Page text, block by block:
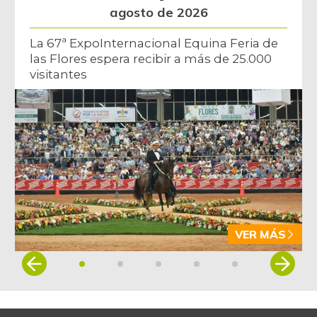
agosto de 2026
La 67ª ExpoInternacional Equina Feria de
las Flores espera recibir a más de 25.000
visitantes
VER MÁS
Item
5